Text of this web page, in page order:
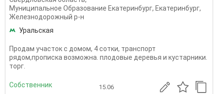
Муниципальное Образование Екатеринбург, Екатеринбург,
Железнодорожный р-н
Уральская
Продам участок с домом, 4 сотки, транспорт
рядом,прописка возможна. плодовые деревья и кустарники.
торг.
Собственник 15.06